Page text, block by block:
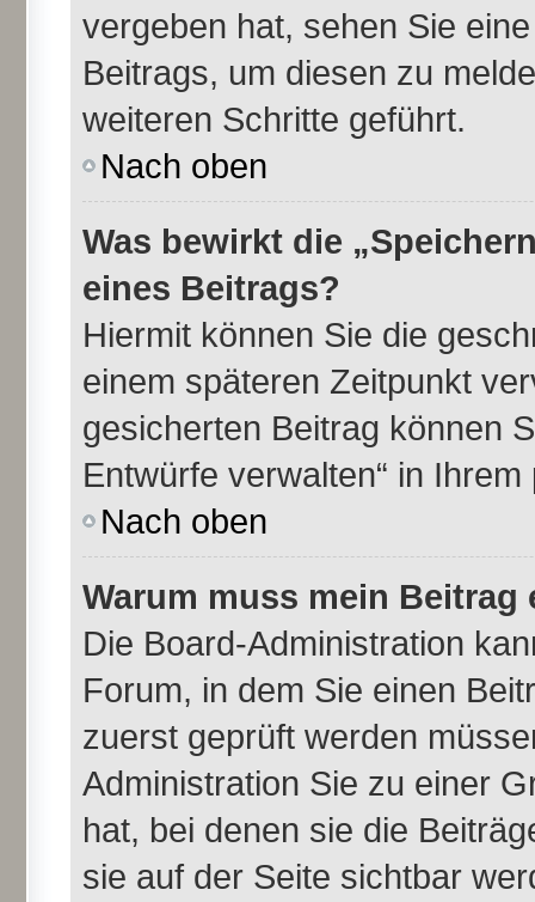
vergeben hat, sehen Sie
Beitrags, um diesen zu
weiteren Schritte geführt.
Nach oben
Was bewirkt die
eines Beitrags?
Hiermit können Sie die
einem späteren Zeitpunkt
gesicherten Beitrag können
Entwürfe verwalten“ in
Nach oben
Warum muss mein
Die Board-Administration
Forum, in dem Sie einen
zuerst geprüft werden
Administration Sie zu einer
hat, bei denen sie die
sie auf der Seite sichtbar